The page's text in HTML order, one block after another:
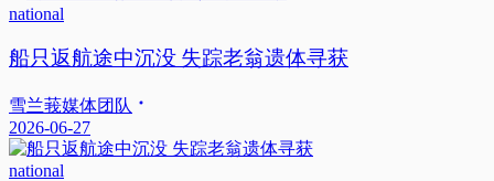
national
船只返航途中沉没 失踪老翁遗体寻获
雪兰莪媒体团队
2026-06-27
national